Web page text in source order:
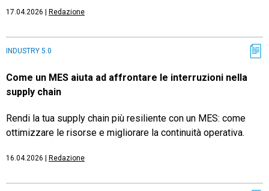
17.04.2026 Redazione
INDUSTRY 5.0
Come un MES aiuta ad affrontare le interruzioni nella
supply chain
Rendi la tua supply chain più resiliente con un MES: come
ottimizzare le risorse e migliorare la continuità operativa.
16.04.2026 Redazione